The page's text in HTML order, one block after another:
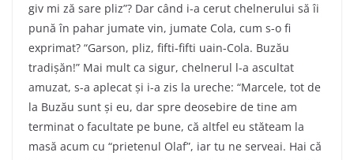
giv mi ză sare pliz”? Dar când i-a cerut chelnerului să îi
pună în pahar jumate vin, jumate Cola, cum s-o fi
exprimat? “Garson, pliz, fifti-fifti uain-Cola. Buzău
tradișăn!” Mai mult ca sigur, chelnerul l-a ascultat
amuzat, s-a aplecat și i-a zis la ureche: “Marcele, tot de
la Buzău sunt și eu, dar spre deosebire de tine am
terminat o facultate pe bune, că altfel eu stăteam la
masă acum cu “prietenul Olaf”, iar tu ne serveai. Hai că